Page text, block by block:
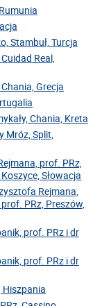
Stambuł, Turcja
Real,
Grecja
Chania, Kreta
Mróz, Split,
prof. PRz,
Słowacja
Rejmana,
PRz, Preszów,
prof. PRz i dr
prof. PRz i dr
Hiszpania